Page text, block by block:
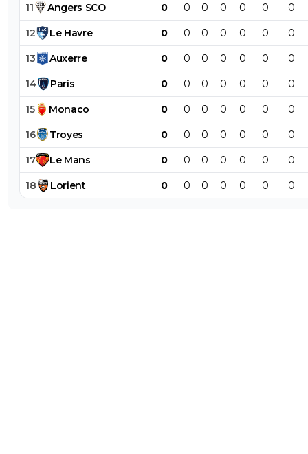
11 Angers SCO 0 0 0 0 0 0 0
12 Le Havre 0 0 0 0 0 0 0
13 Auxerre 0 0 0 0 0 0 0
14 Paris 0 0 0 0 0 0 0
15 Monaco 0 0 0 0 0 0 0
16 Troyes 0 0 0 0 0 0 0
17 Le Mans 0 0 0 0 0 0 0
18 Lorient 0 0 0 0 0 0 0